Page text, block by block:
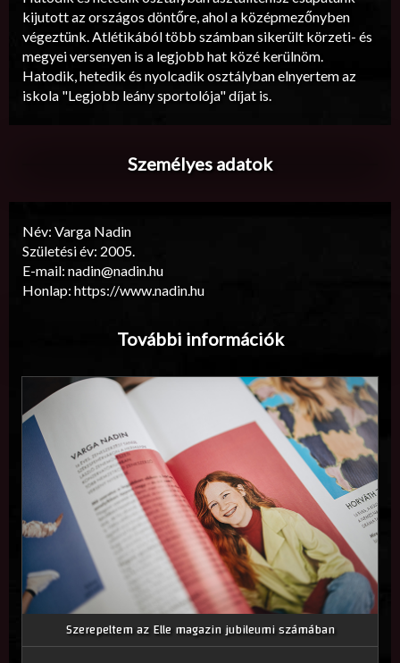
kijutott az országos döntőre, ahol a középmezőnyben
végeztünk. Atlétikából több számban sikerült körzeti- és
megyei versenyen is a legjobb hat közé kerülnöm.
Hatodik, hetedik és nyolcadik osztályban elnyertem az
iskola "Legjobb leány sportolója" díjat is.
Személyes adatok
Név: Varga Nadin
Születési év: 2005.
E-mail: nadin@nadin.hu
Honlap: https://www.nadin.hu
További információk
Szerepeltem az Elle magazin jubileumi számában